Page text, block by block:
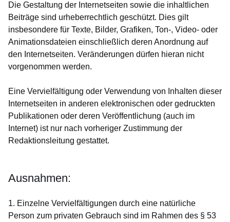
Die Gestaltung der Internetseiten sowie die inhaltlichen
Beiträge sind urheberrechtlich geschützt. Dies gilt
insbesondere für Texte, Bilder, Grafiken, Ton-, Video- oder
Animationsdateien einschließlich deren Anordnung auf
den Internetseiten. Veränderungen dürfen hieran nicht
vorgenommen werden.
Eine Vervielfältigung oder Verwendung von Inhalten dieser
Internetseiten in anderen elektronischen oder gedruckten
Publikationen oder deren Veröffentlichung (auch im
Internet) ist nur nach vorheriger Zustimmung der
Redaktionsleitung gestattet.
Ausnahmen:
1. Einzelne Vervielfältigungen durch eine natürliche
Person zum privaten Gebrauch sind im Rahmen des § 53